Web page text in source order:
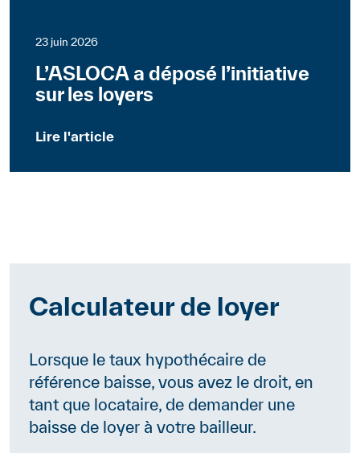
23 juin 2026
L’ASLOCA a déposé l’initiative
sur les loyers
Lire l'article
Calculateur de loyer
Lorsque le taux hypothécaire de
référence baisse, vous avez le droit, en
tant que locataire, de demander une
baisse de loyer à votre bailleur.